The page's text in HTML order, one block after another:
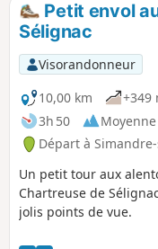
Petit envol
Sélignac
Visorandonneur
10,00 km
+349
3h 50
Moyenne
Départ à
Un petit tour aux
Chartreuse de
jolis points de vue.